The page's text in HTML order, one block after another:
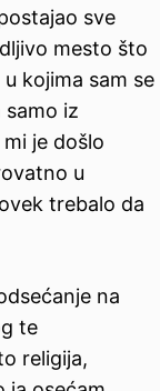
sve
mesto što
kojima sam se
iz
je došlo
u
trebalo da
na
te
religija,